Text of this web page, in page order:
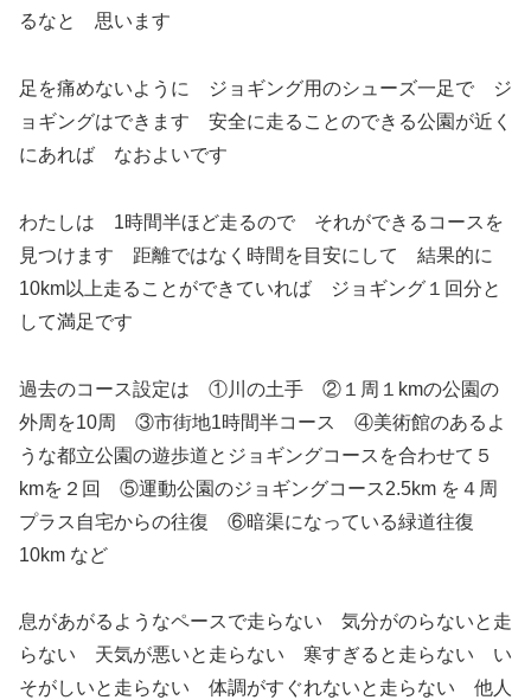
るなと 思います
足を痛めないように ジョギング用のシューズ一足で ジ
ョギングはできます 安全に走ることのできる公園が近く
にあれば なおよいです
わたしは 1時間半ほど走るので それができるコースを
見つけます 距離ではなく時間を目安にして 結果的に
10km以上走ることができていれば ジョギング１回分と
して満足です
過去のコース設定は ①川の土手 ②１周１kmの公園の
外周を10周 ③市街地1時間半コース ④美術館のあるよ
うな都立公園の遊歩道とジョギングコースを合わせて５
kmを２回 ⑤運動公園のジョギングコース2.5km を４周
プラス自宅からの往復 ⑥暗渠になっている緑道往復
10km など
息があがるようなペースで走らない 気分がのらないと走
らない 天気が悪いと走らない 寒すぎると走らない い
そがしいと走らない 体調がすぐれないと走らない 他人